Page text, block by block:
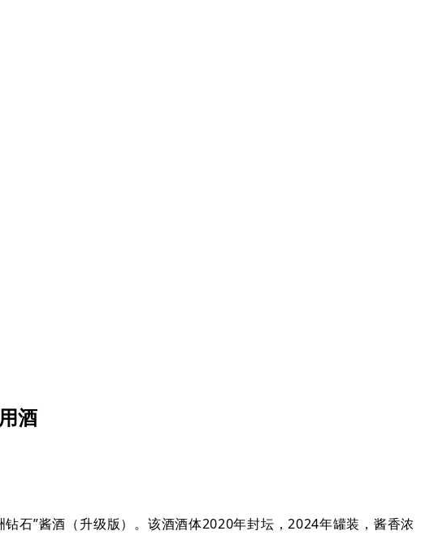
酒
钻石”酱酒（升级版）。该酒酒体2020年封坛，2024年罐装，酱香浓